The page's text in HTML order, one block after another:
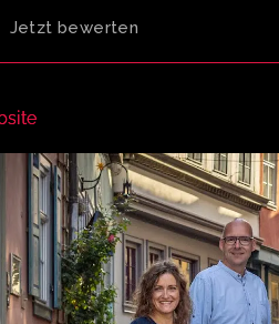
Jetzt bewerten